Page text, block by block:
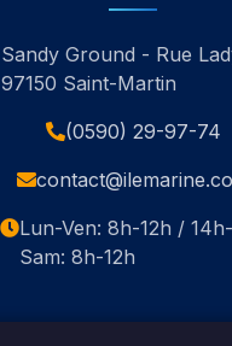
Sandy Ground - Rue
97150 Saint-Martin
(0590) 29-97-74
Lun-Ven: 8h-12h /
Sam: 8h-12h